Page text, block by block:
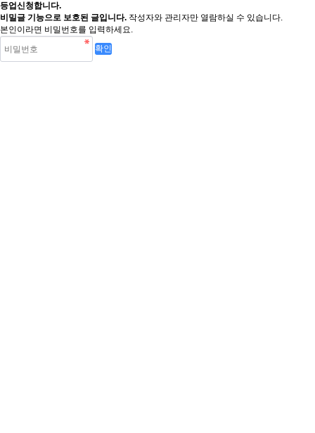
등업신청합니다.
비밀글 기능으로 보호된 글입니다. 작성자와 관리자만 열람하실 수 있습니다.
본인이라면 비밀번호를 입력하세요.